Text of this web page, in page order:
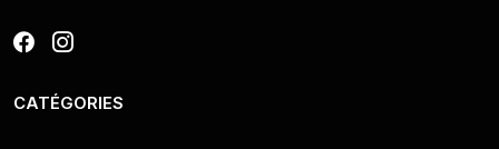
CATÉGORIES